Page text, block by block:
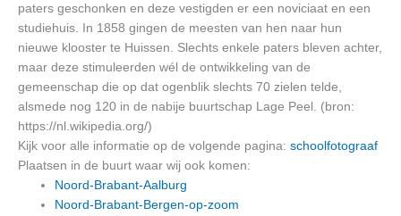
paters geschonken en deze vestigden er een noviciaat en een
studiehuis. In 1858 gingen de meesten van hen naar hun
nieuwe klooster te Huissen. Slechts enkele paters bleven achter,
maar deze stimuleerden wél de ontwikkeling van de
gemeenschap die op dat ogenblik slechts 70 zielen telde,
alsmede nog 120 in de nabije buurtschap Lage Peel. (bron:
https://nl.wikipedia.org/)
Kijk voor alle informatie op de volgende pagina: schoolfotograaf
Plaatsen in de buurt waar wij ook komen:
Noord-Brabant-Aalburg
Noord-Brabant-Bergen-op-zoom